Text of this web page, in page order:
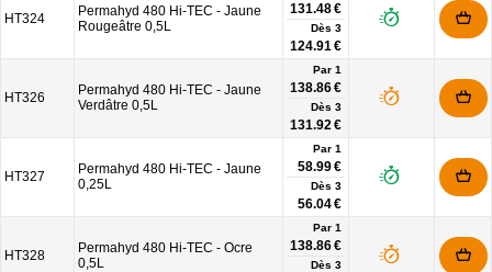
HT324
Permahyd 480 Hi-TEC - Jaune
Rougeâtre 0,5L
131.48 €
Dès 3
124.91 €
HT326
Permahyd 480 Hi-TEC - Jaune
Verdâtre 0,5L
Par 1
138.86 €
Dès 3
131.92 €
HT327
Permahyd 480 Hi-TEC - Jaune
0,25L
Par 1
58.99 €
Dès 3
56.04 €
HT328
Permahyd 480 Hi-TEC - Ocre
0,5L
Par 1
138.86 €
Dès 3